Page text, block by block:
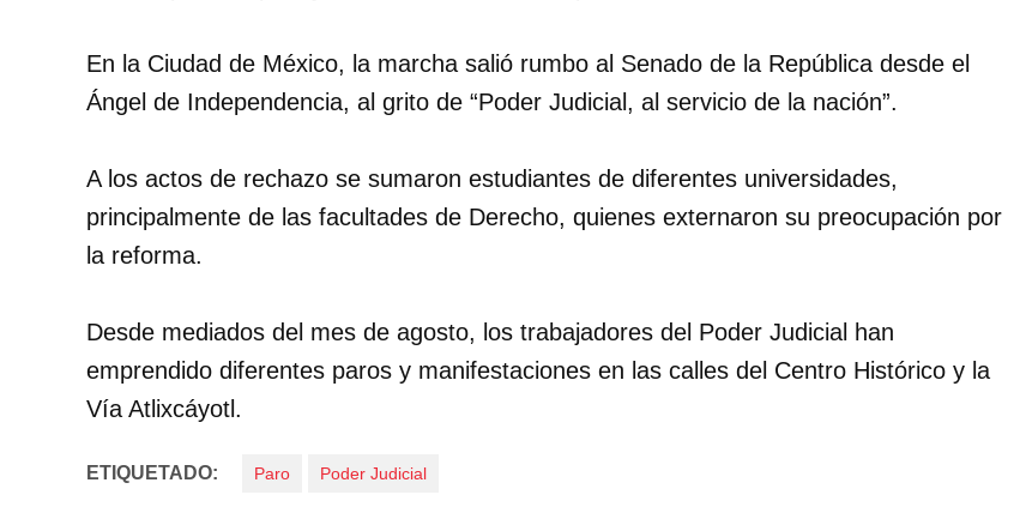
En la Ciudad de México, la marcha salió rumbo al Senado de la República desde el
Ángel de Independencia, al grito de “Poder Judicial, al servicio de la nación”.
A los actos de rechazo se sumaron estudiantes de diferentes universidades,
principalmente de las facultades de Derecho, quienes externaron su preocupación por
la reforma.
Desde mediados del mes de agosto, los trabajadores del Poder Judicial han
emprendido diferentes paros y manifestaciones en las calles del Centro Histórico y la
Vía Atlixcáyotl.
ETIQUETADO: Paro Poder Judicial